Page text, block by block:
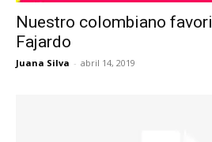
Nuestro colombiano
Fajardo
Juana Silva - abril 14, 2019